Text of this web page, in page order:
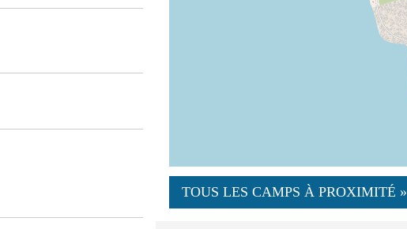
TOUS LES CAMPS À PROXIMITÉ »